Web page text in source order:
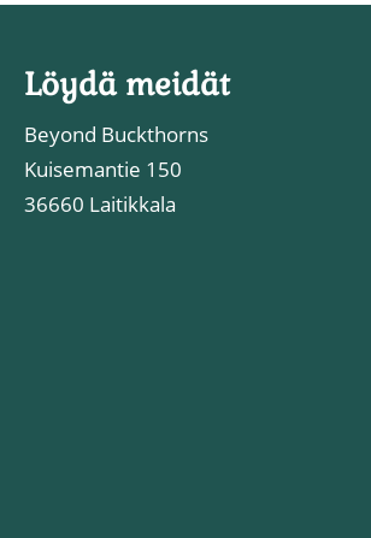
Löydä meidät
Beyond Buckthorns
Kuisemantie 150
36660 Laitikkala